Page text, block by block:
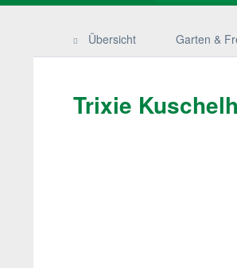
Übersicht Garten &
Trixie